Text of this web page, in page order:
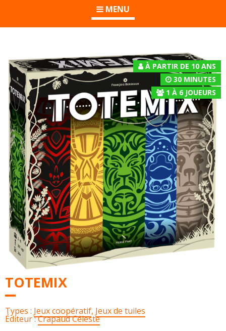
MENU
À PARTIR DE 10 ANS
30 MINUTES
1 À 6 JOUEURS
TOTEMIX
Types : Jeux coopératif, Jeux de tuiles
Éditeur :Crapaud Céleste